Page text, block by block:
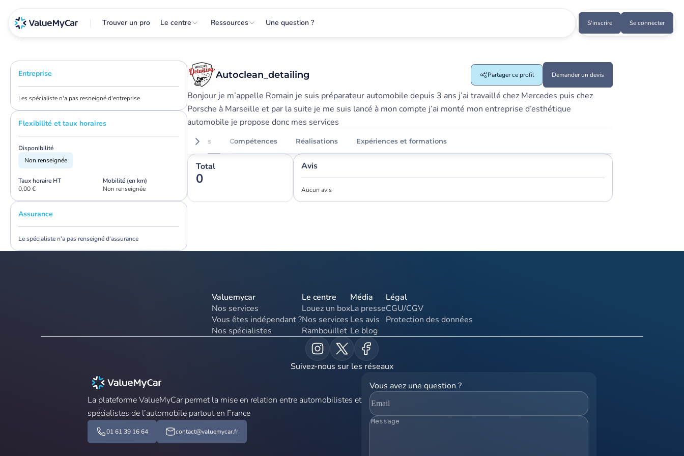
Trouver un pro Le centre Ressources Une question ? S'inscrire Se connecter
Entreprise
Les spécialiste n'a pas resneigné d'entreprise
Flexibilité et taux horaires
Disponibilité
Non renseignée
Taux horaire HT
0,00 €
Mobilité (en km)
Non renseignée
Assurance
Le spécialiste n'a pas renseigné d'assurance
Autoclean_detailing Partager ce profil Demander un devis
Bonjour je m’appelle Romain je suis préparateur automobile depuis 3 ans j’ai travaillé chez Mercedes puis chez
Porsche à Marseille et par la suite je me suis lancé à mon compte j’ai monté mon entreprise d’esthétique
automobile je propose donc mes services
Avis Compétences Réalisations Expériences et formations
Total
0
Avis
Aucun avis
Valuemycar
Nos services
Vous êtes indépendant ?
Nos spécialistes
Le centre
Louez un box
Nos services
Rambouillet
Média
La presse
Les avis
Le blog
Légal
CGU/CGV
Protection des données
Suivez-nous sur les réseaux
La plateforme ValueMyCar permet la mise en relation entre automobilistes et
spécialistes de l’automobile partout en France
01 61 39 16 64 contact@valuemycar.fr
Vous avez une question ?